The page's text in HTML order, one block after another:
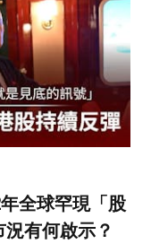
全球罕現「股
有何啟示？